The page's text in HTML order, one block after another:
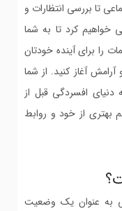
تا بررسی انتظارات و
کرد تا به شما
را برای آینده خودتان
آرامش آغاز کنید. از شما
افسردگی قبل از
بهتری از خود و روابط
به عنوان یک وضعیت